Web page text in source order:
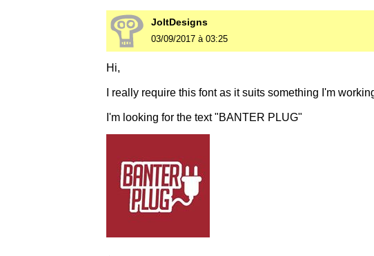
JoltDesigns
03/09/2017 à 03:25
Hi,
I really require this font as it suits something I'm
I'm looking for the text "BANTER PLUG"